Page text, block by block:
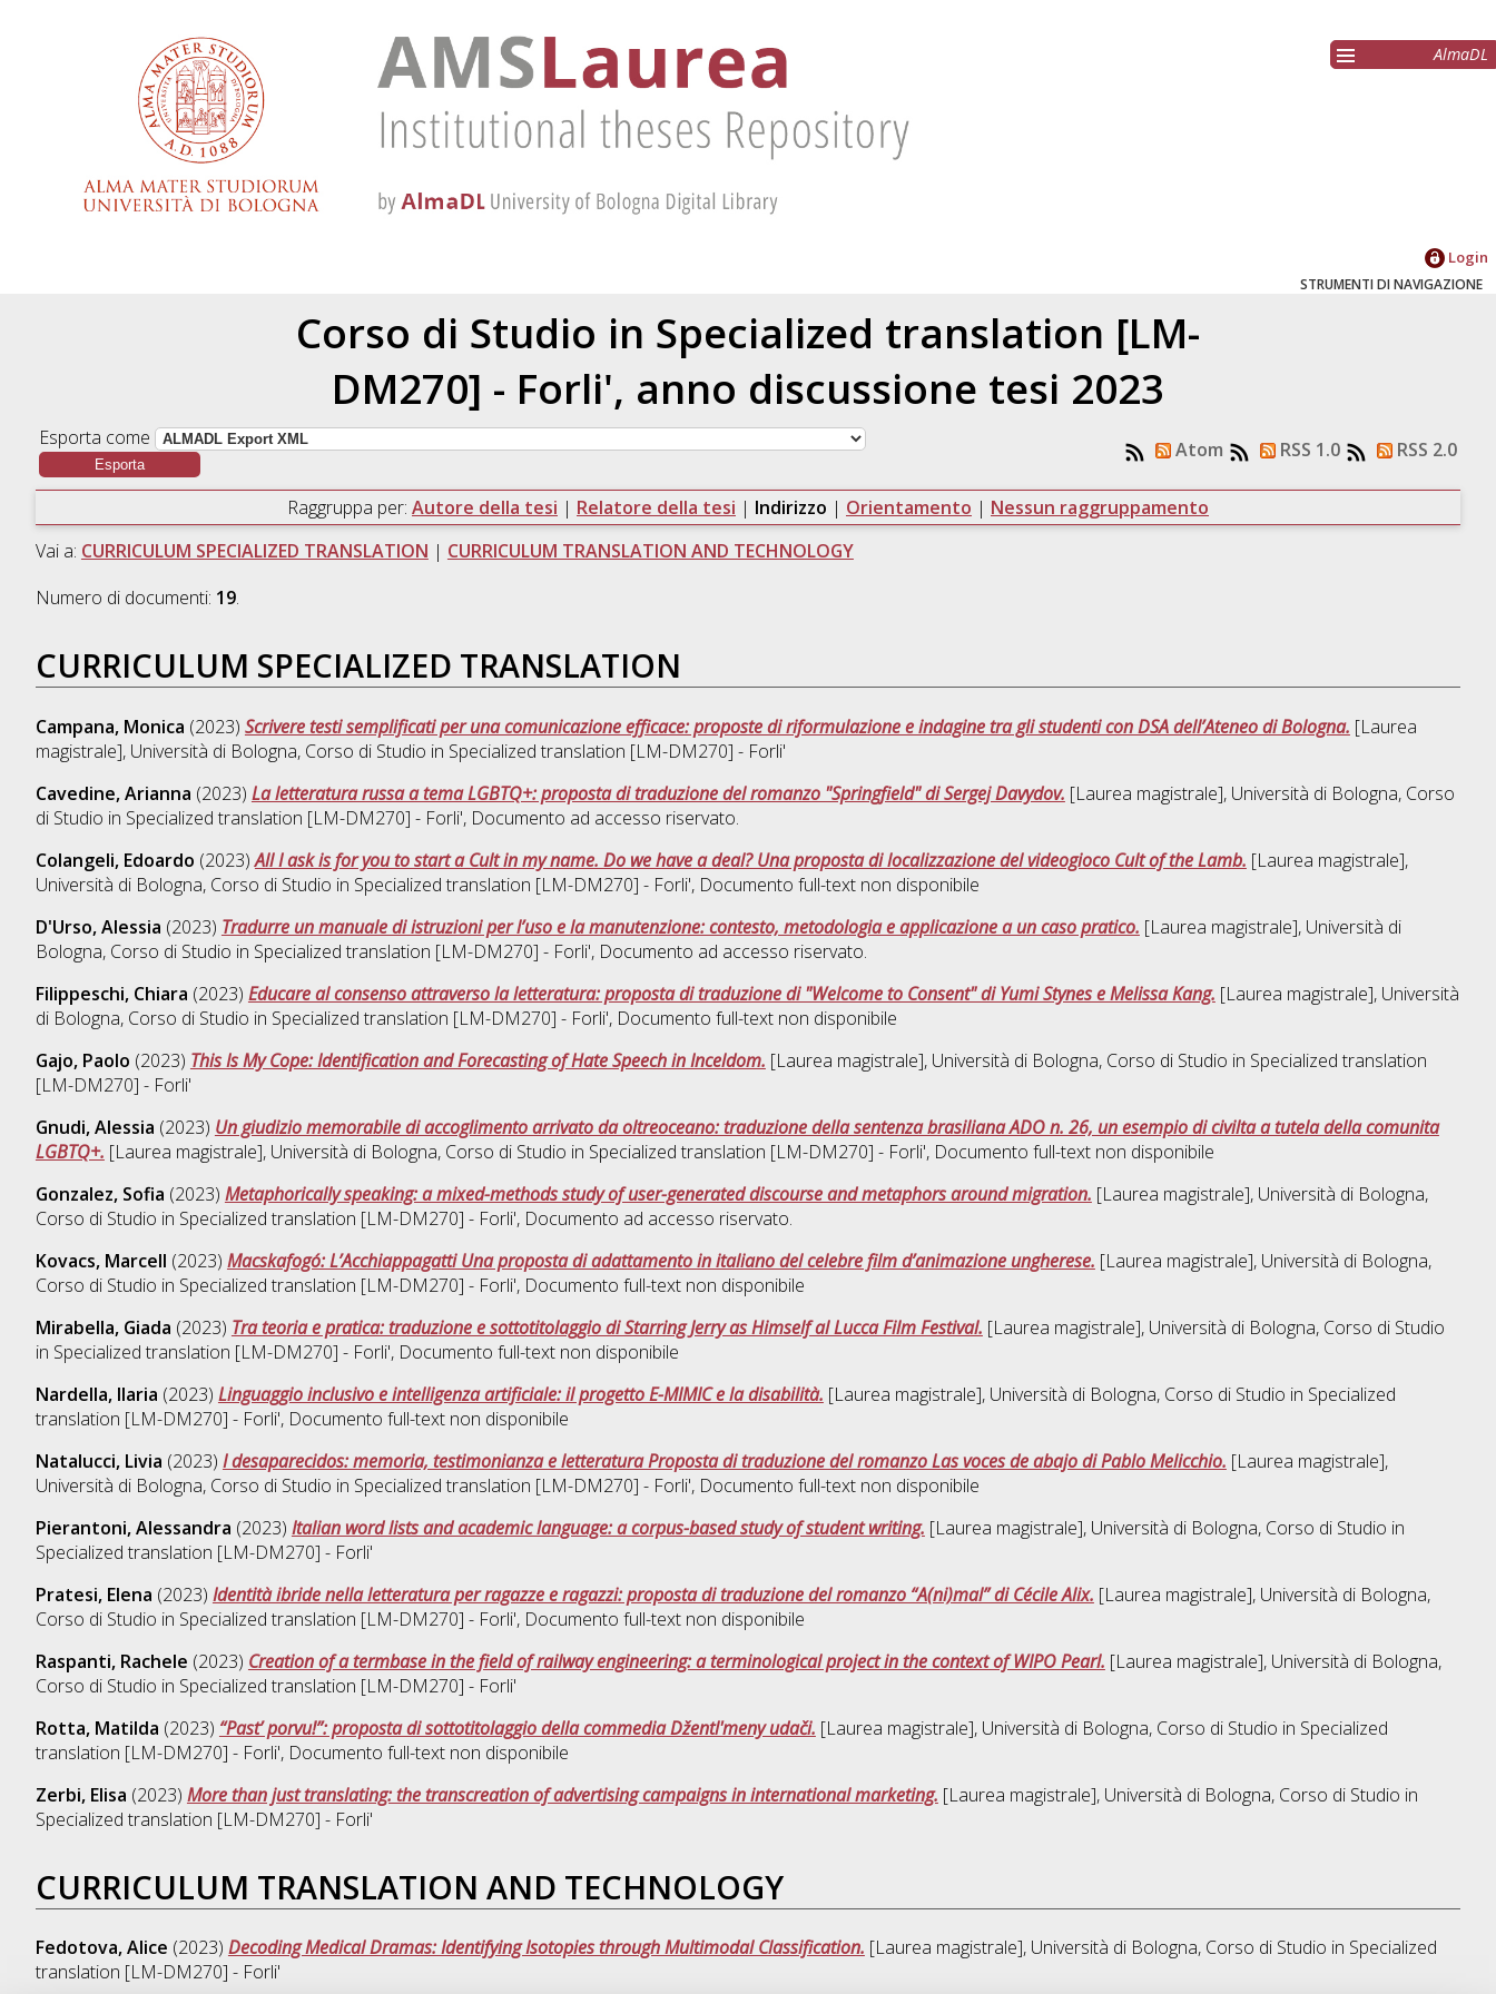
AlmaDL
Login
STRUMENTI DI NAVIGAZIONE
Corso di Studio in Specialized translation [LM-
DM270] - Forli', anno discussione tesi 2023
Esporta come Atom RSS 1.0 RSS 2.0
Raggruppa per: Autore della tesi | Relatore della tesi | Indirizzo | Orientamento | Nessun raggruppamento
Vai a: CURRICULUM SPECIALIZED TRANSLATION | CURRICULUM TRANSLATION AND TECHNOLOGY
Numero di documenti: 19.
CURRICULUM SPECIALIZED TRANSLATION
Campana, Monica (2023) Scrivere testi semplificati per una comunicazione efficace: proposte di riformulazione e indagine tra gli studenti con DSA dell’Ateneo di Bologna. [Laurea
magistrale], Università di Bologna, Corso di Studio in Specialized translation [LM-DM270] - Forli'
Cavedine, Arianna (2023) La letteratura russa a tema LGBTQ+: proposta di traduzione del romanzo "Springfield" di Sergej Davydov. [Laurea magistrale], Università di Bologna, Corso
di Studio in Specialized translation [LM-DM270] - Forli', Documento ad accesso riservato.
Colangeli, Edoardo (2023)All I ask is for you to start a Cult in my name. Do we have a deal? Una proposta di localizzazione del videogioco Cult of the Lamb. [Laurea magistrale],
Università di Bologna, Corso di Studio in Specialized translation [LM-DM270] - Forli', Documento full-text non disponibile
D'Urso, Alessia (2023) Tradurre un manuale di istruzioni per l’uso e la manutenzione: contesto, metodologia e applicazione a un caso pratico. [Laurea magistrale], Università di
Bologna, Corso di Studio in Specialized translation [LM-DM270] - Forli', Documento ad accesso riservato.
Filippeschi, Chiara (2023) Educare al consenso attraverso la letteratura: proposta di traduzione di "Welcome to Consent" di Yumi Stynes e Melissa Kang. [Laurea magistrale], Università
di Bologna, Corso di Studio in Specialized translation [LM-DM270] - Forli', Documento full-text non disponibile
Gajo, Paolo (2023) This Is My Cope: Identification and Forecasting of Hate Speech in Inceldom. [Laurea magistrale], Università di Bologna, Corso di Studio in Specialized translation
[LM-DM270] - Forli'
Gnudi, Alessia (2023) Un giudizio memorabile di accoglimento arrivato da oltreoceano: traduzione della sentenza brasiliana ADO n. 26, un esempio di civilta a tutela della comunita
LGBTQ+. [Laurea magistrale], Università di Bologna, Corso di Studio in Specialized translation [LM-DM270] - Forli', Documento full-text non disponibile
Gonzalez, Sofia (2023) Metaphorically speaking: a mixed-methods study of user-generated discourse and metaphors around migration. [Laurea magistrale], Università di Bologna,
Corso di Studio in Specialized translation [LM-DM270] - Forli', Documento ad accesso riservato.
Kovacs, Marcell (2023) Macskafogó: L’Acchiappagatti Una proposta di adattamento in italiano del celebre film d’animazione ungherese. [Laurea magistrale], Università di Bologna,
Corso di Studio in Specialized translation [LM-DM270] - Forli', Documento full-text non disponibile
Mirabella, Giada (2023) Tra teoria e pratica: traduzione e sottotitolaggio di Starring Jerry as Himself al Lucca Film Festival. [Laurea magistrale], Università di Bologna, Corso di Studio
in Specialized translation [LM-DM270] - Forli', Documento full-text non disponibile
Nardella, Ilaria (2023) Linguaggio inclusivo e intelligenza artificiale: il progetto E-MIMIC e la disabilità. [Laurea magistrale], Università di Bologna, Corso di Studio in Specialized
translation [LM-DM270] - Forli', Documento full-text non disponibile
Natalucci, Livia (2023) I desaparecidos: memoria, testimonianza e letteratura Proposta di traduzione del romanzo Las voces de abajo di Pablo Melicchio. [Laurea magistrale],
Università di Bologna, Corso di Studio in Specialized translation [LM-DM270] - Forli', Documento full-text non disponibile
Pierantoni, Alessandra (2023) Italian word lists and academic language: a corpus-based study of student writing. [Laurea magistrale], Università di Bologna, Corso di Studio in
Specialized translation [LM-DM270] - Forli'
Pratesi, Elena (2023) Identità ibride nella letteratura per ragazze e ragazzi: proposta di traduzione del romanzo “A(ni)mal” di Cécile Alix. [Laurea magistrale], Università di Bologna,
Corso di Studio in Specialized translation [LM-DM270] - Forli', Documento full-text non disponibile
Raspanti, Rachele (2023) Creation of a termbase in the field of railway engineering: a terminological project in the context of WIPO Pearl. [Laurea magistrale], Università di Bologna,
Corso di Studio in Specialized translation [LM-DM270] - Forli'
Rotta, Matilda (2023) “Past’ porvu!”: proposta di sottotitolaggio della commedia Džentl'meny udači. [Laurea magistrale], Università di Bologna, Corso di Studio in Specialized
translation [LM-DM270] - Forli', Documento full-text non disponibile
Zerbi, Elisa (2023) More than just translating: the transcreation of advertising campaigns in international marketing. [Laurea magistrale], Università di Bologna, Corso di Studio in
Specialized translation [LM-DM270] - Forli'
CURRICULUM TRANSLATION AND TECHNOLOGY
Fedotova, Alice (2023) Decoding Medical Dramas: Identifying Isotopies through Multimodal Classification. [Laurea magistrale], Università di Bologna, Corso di Studio in Specialized
translation [LM-DM270] - Forli'